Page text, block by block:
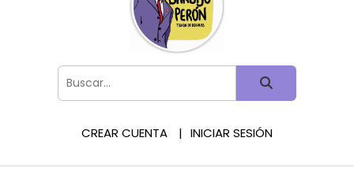
CREAR CUENTA INICIAR SESIÓN